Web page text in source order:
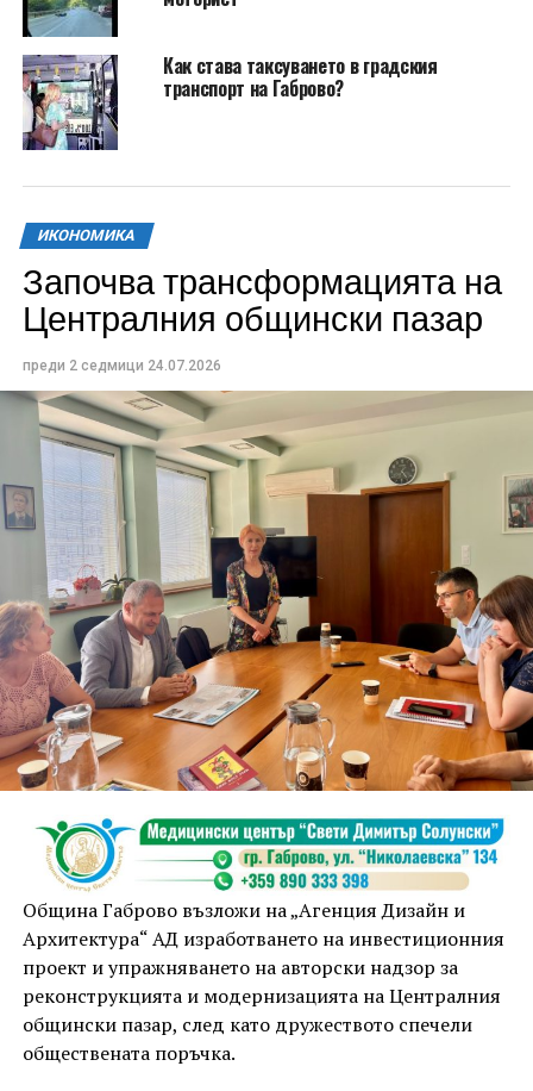
Как става таксуването в градския
транспорт на Габрово?
ИКОНОМИКА
Започва трансформацията на
Централния общински пазар
преди 2 седмици 24.07.2026
Община Габрово възложи на „Агенция Дизайн и
Архитектура“ АД изработването на инвестиционния
проект и упражняването на авторски надзор за
реконструкцията и модернизацията на Централния
общински пазар, след като дружеството спечели
обществената поръчка.